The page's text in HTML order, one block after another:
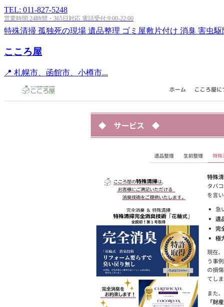
TEL: 011-827-5248
営業時間:24時間・365日対応 電話受付:9:00-22:00
特殊清掃 孤独死の現場 遺品整理 ゴミ屋敷片付け 消臭 害虫駆
こころ屋
📍 札幌市、函館市、小樽市...